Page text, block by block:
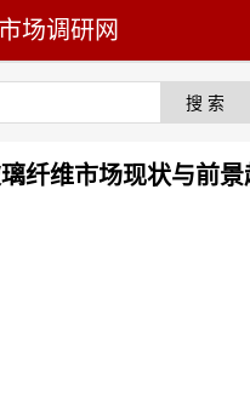
市场调研网
纤维市场现状与前景